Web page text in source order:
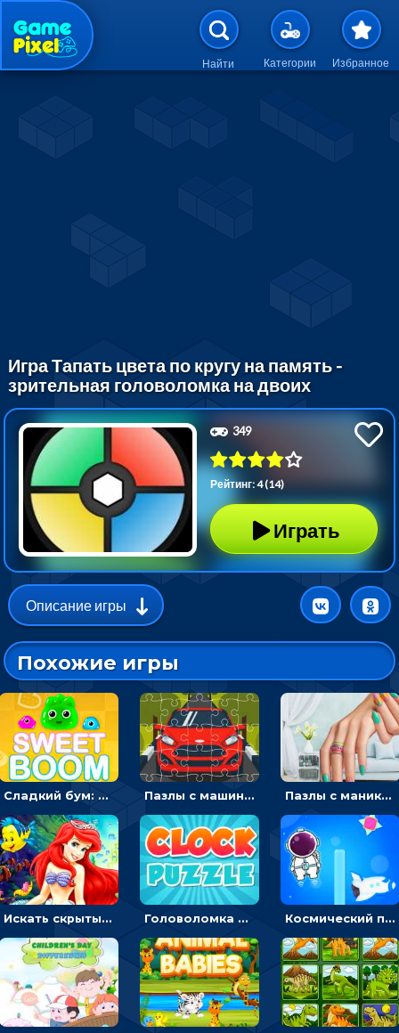
Перейти к основному
Найти Категории Избранное
Игра Тапать цвета по кругу на память -
зрительная головоломка на двоих
349
Рейтинг: 4 (14)
Играть
Описание игры
Похожие игры
Сладкий бум: тапнуть, чтобы взорвать желейки - головоломка Пазлы с машинами Форд: собирать картинки и открывать новые Пазлы с маникюром: собери идеальный рисунок для ногтей
Искать скрытый алфавит на картинках с мультяшными героями - головоломка для детей Головоломка с часами для детей: читать время по циферблату Космический побег: двигать космонавта, чтобы попасть к кораблю